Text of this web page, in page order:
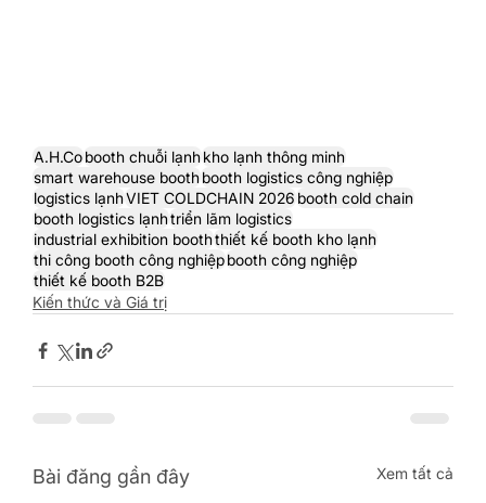
A.H.Cobooth chuỗi lạnhkho lạnh thông minh
smart warehouse boothbooth logistics công nghiệp
logistics lạnhVIET COLDCHAIN 2026 booth cold chain
booth logistics lạnhtriển lãm logistics
industrial exhibition booththiết kế booth kho lạnh
thi công booth công nghiệpbooth công nghiệp
thiết kế booth B2B
Kiến thức và Giá trị
Bài đăng gần đây Xem tất cả